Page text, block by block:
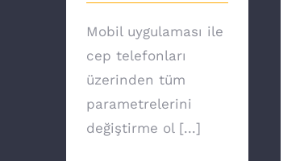
Mobil uygulaması ile
cep telefonları
üzerinden tüm
parametrelerini
değiştirme ol [...]